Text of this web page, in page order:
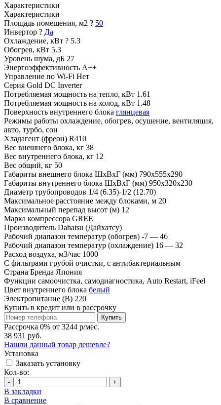
Характеристики
Характеристики
Площадь помещения, м2 ? 50
Инвертор ? Да
Охлаждение, кВт ? 5.3
Обогрев, кВт 5.3
Уровень шума, дБ 27
Энергоэффективность A++
Управление по Wi-Fi Нет
Серия Gold DC Inverter
Потребляемая мощность на тепло, кВт 1.61
Потребляемая мощность на холод, кВт 1.48
Поверхность внутреннего блока глянцевая
Режимы работы охлаждение, обогрев, осушение, вентиляция,
авто, турбо, сон
Хладагент (фреон) R410
Вес внешнего блока, кг 38
Вес внутреннего блока, кг 12
Вес общий, кг 50
Габариты внешнего блока ШхВхГ (мм) 790x555x290
Габариты внутреннего блока ШхВхГ (мм) 950x320x230
Диаметр трубопроводов 1/4 (6.35)-1/2 (12.70)
Максимальное расстояние между блоками, м 20
Максимальный перепад высот (м) 12
Марка компрессора GREE
Производитель Dahatsu (Дайхатсу)
Рабочий диапазон температур (обогрев) -7 — 46
Рабочий диапазон температур (охлаждение) 16 — 32
Расход воздуха, м3/час 1000
С фильтрами грубой очистки, с антибактериальным
Страна Бренда Япония
Функции самоочистка, самодиагностика, Auto Restart, iFeel
Цвет внутреннего блока белый
Электропитание (В) 220
Купить в кредит или в рассрочку
Купить
Рассрочка 0% от 3244 р/мес.
38 931 руб.
Нашли данный товар дешевле?
Установка
Заказать установку
Кол-во:
- +
В закладки
В сравнение